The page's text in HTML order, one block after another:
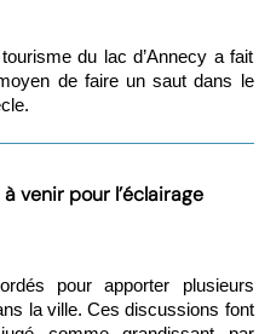
du lac d’Annecy a fait
de faire un saut dans le
venir pour l’éclairage
pour apporter plusieurs
la ville. Ces discussions font